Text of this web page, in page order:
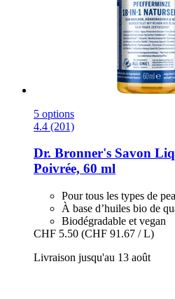
5 options
4.4 (201)
Dr. Bronner's Savon
Poivrée, 60 ml
Pour tous les types de
À base d’huiles bio de
Biodégradable et vegan
CHF 5.50 (CHF 91.67 / L)
Livraison jusqu'au 13 août